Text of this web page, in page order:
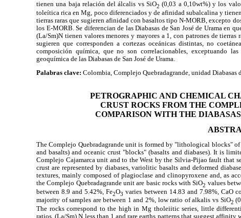
tienen una baja relación del álcalis vs SiO2 (0,03 a 0,10wt%) y los
toleítica rica en Mg, poco diferenciados y de afinidad subalcalina y
tierras raras que sugieren afinidad con basaltos tipo N-MORB, excepto
los E-MORB. Se diferencian de las Diabasas de San José de Urama en
(La/Sm)N tienen valores menores y mayores a 1, con patrones de
sugieren que corresponden a cortezas oceánicas distintas, no
composición química, que no son correlacionables, exceptuando
geoquímica de las Diabasas de San José de Urama.
Palabras clave: Colombia, Complejo Quebradagrande, unidad Diabasas
PETROGRAPHIC AND CHEMICAL
CRUST ROCKS FROM THE
COMPARISON WITH THE
The Complejo Quebradagrande unit is formed by "lithological blocks"
and basalts) and oceanic crust "blocks" (basalts and diabases). It is
Complejo Cajamarca unit and to the West by the Silvia-Pijao fault that
crust are represented by diabases, variolitic basalts and deformed
textures, mainly composed of plagioclase and clinopyroxene and, as
the Complejo Quebradagrande unit are basic rocks with SiO2 values
between 8.9 and 5.42%, Fe2O3 varies between 14.83 and 7.98%, CaO
majority of samples are between 1 and 2%, low ratio of alkalis vs SiO2
The rocks correspond to the high in Mg tholeiitic series, little
ratios, (La/Sm) N less than 1 and rare earths patterns that suggest